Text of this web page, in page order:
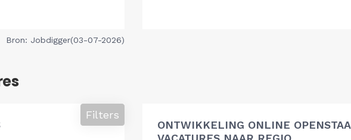
Bron: Jobdigger(03-07-2026)
Filters
ONTWIKKELING ONLINE